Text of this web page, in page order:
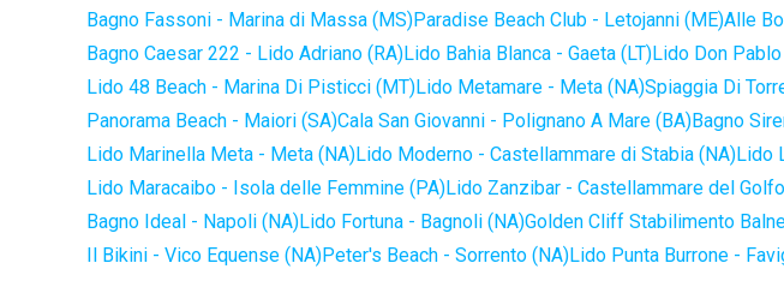
Bagno Fassoni - Marina di Massa (MS)Paradise Beach Club - Letojanni (ME)Alle
Bagno Caesar 222 - Lido Adriano (RA)Lido Bahia Blanca - Gaeta (LT)Lido Don
Lido 48 Beach - Marina Di Pisticci (MT)Lido Metamare - Meta (NA)Spiaggia Di
Panorama Beach - Maiori (SA)Cala San Giovanni - Polignano A Mare (BA)Bagno
Lido Marinella Meta - Meta (NA)Lido Moderno - Castellammare di Stabia (NA)Lido
Lido Maracaibo - Isola delle Femmine (PA)Lido Zanzibar - Castellammare del
Bagno Ideal - Napoli (NA)Lido Fortuna - Bagnoli (NA)Golden Cliff Stabilimento
Il Bikini - Vico Equense (NA)Peter's Beach - Sorrento (NA)Lido Punta Burrone -